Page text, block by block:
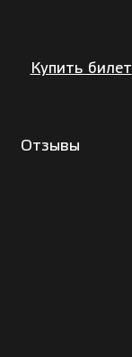
Купить билет
Отзывы